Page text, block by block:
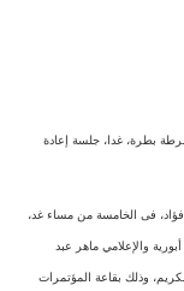
بطرة، غدا، جلسة إعادة
فؤاد، فى الخامسة من مساء غد،
والإعلامي ماهر عبد
وذلك بقاعة المؤتمرات